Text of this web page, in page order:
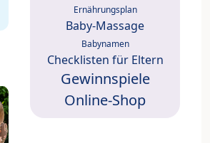
Ernährungsplan
Baby-Massage
Babynamen
Checklisten für Eltern
Gewinnspiele
Online-Shop